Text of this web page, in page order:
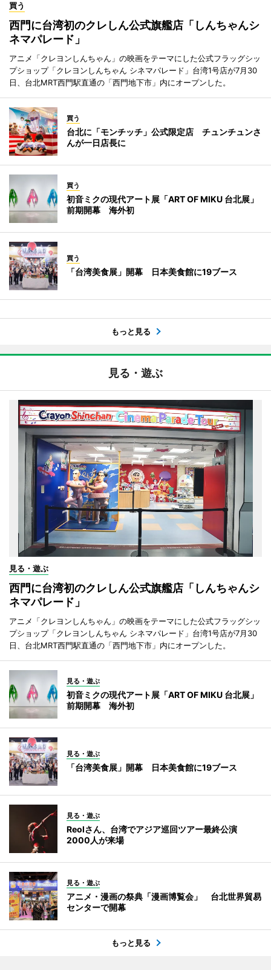
買う
西門に台湾初のクレしん公式旗艦店「しんちゃんシ
ネマパレード」
アニメ「クレヨンしんちゃん」の映画をテーマにした公式フラッグシッ
プショップ「クレヨンしんちゃん シネマパレード」台湾1号店が7月30
日、台北MRT西門駅直通の「西門地下市」内にオープンした。
買う
台北に「モンチッチ」公式限定店 チュンチュンさ
んが一日店長に
買う
初音ミクの現代アート展「ART OF MIKU 台北展」
前期開幕 海外初
買う
「台湾美食展」開幕 日本美食館に19ブース
もっと見る
見る・遊ぶ
見る・遊ぶ
西門に台湾初のクレしん公式旗艦店「しんちゃんシ
ネマパレード」
アニメ「クレヨンしんちゃん」の映画をテーマにした公式フラッグシッ
プショップ「クレヨンしんちゃん シネマパレード」台湾1号店が7月30
日、台北MRT西門駅直通の「西門地下市」内にオープンした。
見る・遊ぶ
初音ミクの現代アート展「ART OF MIKU 台北展」
前期開幕 海外初
見る・遊ぶ
「台湾美食展」開幕 日本美食館に19ブース
見る・遊ぶ
Reolさん、台湾でアジア巡回ツアー最終公演
2000人が来場
見る・遊ぶ
アニメ・漫画の祭典「漫画博覧会」 台北世界貿易
センターで開幕
もっと見る